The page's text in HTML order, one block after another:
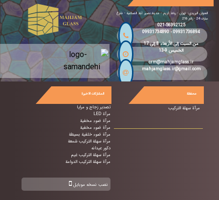
المشاركات الاخيرة
تصدير زجاج و مرايا
مرآة LED
مرآة ضوء مخفية
مرآة ضوء مخفية
مرآة ضوء خلفية بسيطة
مرآة سهلة التركيب شمعة
دکور عیدانه
مرآة سهلة التركيب غيم
مرآة سهلة التركيب الدوامة
نصب نسخه موبایل
محفظة
مرآة سهلة التركيب
العنوان البريدي: تهران - رباط كريم - مدينة نصیر آباد الصناعية - شارع
سارف 24 - رقم 216
021-56392125
09931736894
-
09931734890
من السبت إلى الأربعاء 8 إلى 17
الخميس 9-13
crm@mahjamglass.ir
mahjamglass.ir@gmail.com